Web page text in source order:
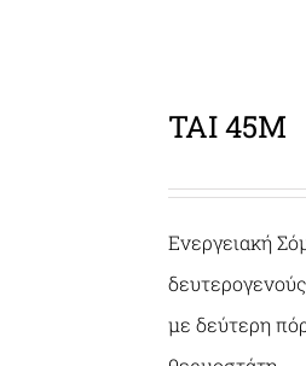
TAI 45Μ
Ενεργειακή
με δεύτερη